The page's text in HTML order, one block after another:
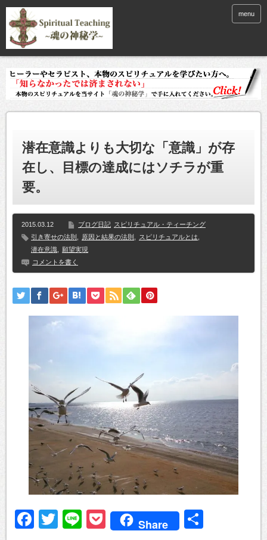
menu
潜在意識よりも大切な「意識」が存
在し、目標の達成にはソチラが重
要。
2015.03.12 ブログ日記 スピリチュアル・ティーチング
引き寄せの法則
原因と結果の法則 スピリチュアルとは
潜在意識
願望実現
コメントを書く
Facebook
Twitter
LinePocket
Share